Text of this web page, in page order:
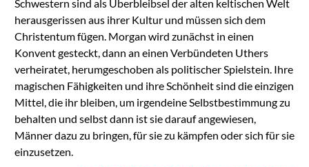
Schwestern sind als Überbleibsel der alten keltischen Welt
herausgerissen aus ihrer Kultur und müssen sich dem
Christentum fügen. Morgan wird zunächst in einen
Konvent gesteckt, dann an einen Verbündeten Uthers
verheiratet, herumgeschoben als politischer Spielstein. Ihre
magischen Fähigkeiten und ihre Schönheit sind die einzigen
Mittel, die ihr bleiben, um irgendeine Selbstbestimmung zu
behalten und selbst dann ist sie darauf angewiesen,
Männer dazu zu bringen, für sie zu kämpfen oder sich für sie
einzusetzen.